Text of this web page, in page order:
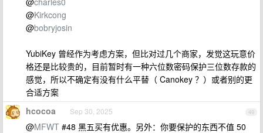
@Kirkcong
@bobryjosin
YubiKey 曾经作为考虑方案，但比对过几个商家，发觉这玩意价
格还是比较贵的，目前暂时有一种六位数密码保护三位数存款的
感觉，所以不确定有没有什么平替（ Canokey ？）或者别的更
合适方案
49
hcocoa Sep 30, 2025
@MFWT #48 黑五买有优惠。另外：你要保护的东西不值 50